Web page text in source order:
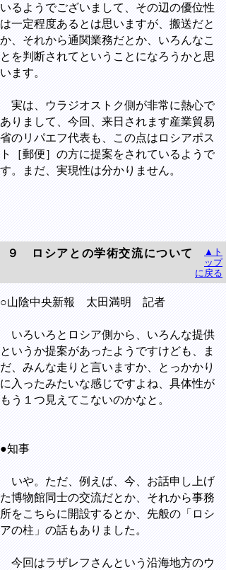
いるようでございまして、その辺の優位性
は一定程度あるとは思いますが、搬送だと
か、それから通関業務だとか、いろんなこ
とを判断されてということになろうかと思
います。
実は、ウラジオストク側が非常に熱心で
ありまして、今回、来日されます産業貿易
省のリパエフ代表も、この点はロシアポス
ト［郵便］の方に提案をされているようで
す。まだ、実現性は分かりません。
９ ロシアとの学術交流について
▲ト
ップ
に戻る
○山陰中央新報 太田満明 記者
いろいろとロシア側から、いろんな提供
というか提案があったようですけども、ま
だ、みんな走りと言いますか、とっかかり
に入ったみたいな感じですよね、具体性が
もう１つ見えてこないのかなと。
●知事
いや。ただ、例えば、今、お話申し上げ
た博物館同士の交流だとか、それから事務
所をこちらに開設するとか、先般の「ロシ
アの柱」の話もありました。
今回はラザレフさんという沿海地方のウ